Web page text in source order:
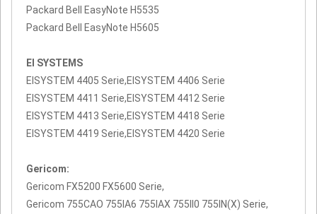
Packard Bell EasyNote H5535
Packard Bell EasyNote H5605
EI SYSTEMS
EISYSTEM 4405 Serie,EISYSTEM 4406 Serie
EISYSTEM 4411 Serie,EISYSTEM 4412 Serie
EISYSTEM 4413 Serie,EISYSTEM 4418 Serie
EISYSTEM 4419 Serie,EISYSTEM 4420 Serie
Gericom:
Gericom FX5200 FX5600 Serie,
Gericom 755CAO 755IA6 755IAX 755II0 755IN(X) Serie,